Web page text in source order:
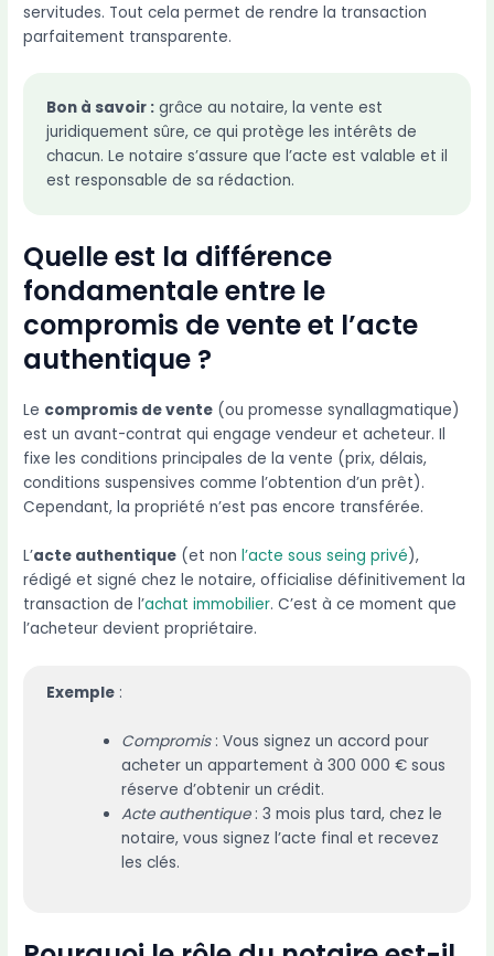
servitudes. Tout cela permet de rendre la transaction
parfaitement transparente.
Bon à savoir :grâce au notaire, la vente est
juridiquement sûre, ce qui protège les intérêts de
chacun. Le notaire s’assure que l’acte est valable et il
est responsable de sa rédaction.
Quelle est la différence
fondamentale entre le
compromis de vente et l’acte
authentique ?
Le compromis de vente (ou promesse synallagmatique)
est un avant-contrat qui engage vendeur et acheteur. Il
fixe les conditions principales de la vente (prix, délais,
conditions suspensives comme l’obtention d’un prêt).
Cependant, la propriété n’est pas encore transférée.
L’acte authentique (et nonl’acte sous seing privé),
rédigé et signé chez le notaire, officialise définitivement la
transaction de l’achat immobilier. C’est à ce moment que
l’acheteur devient propriétaire.
Exemple:
Compromis: Vous signez un accord pour
acheter un appartement à 300 000 € sous
réserve d’obtenir un crédit.
Acte authentique: 3 mois plus tard, chez le
notaire, vous signez l’acte final et recevez
les clés.